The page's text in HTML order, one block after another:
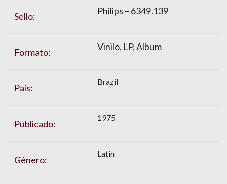
Sello: Philips – 6349.139
Formato: Vinilo, LP, Album
País:
Brazil
Publicado:
1975
Género:
Latin